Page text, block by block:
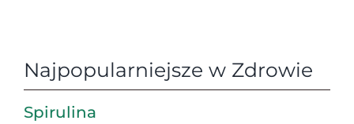
Najpopularniejsze w Zdrowie
Spirulina